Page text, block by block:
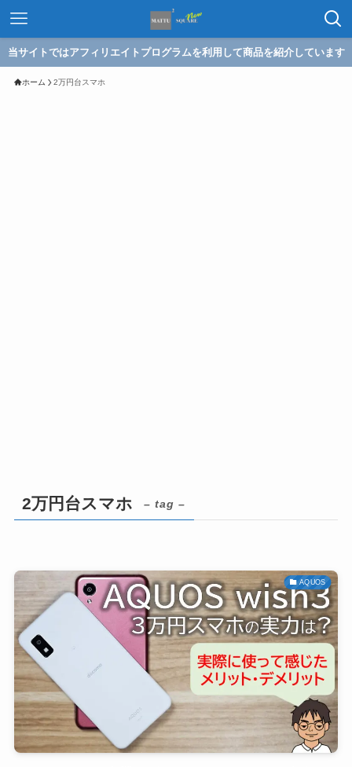
当サイトではアフィリエイトプログラムを利用して商品を紹介しています
ホーム 2万円台スマホ
2万円台スマホ – tag –
AQUOS